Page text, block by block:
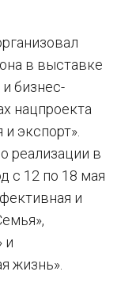
в выставке
бизнес-
нацпроекта
экспорт».
реализации в
с 12 по 18 мая
и
и
жизнь».